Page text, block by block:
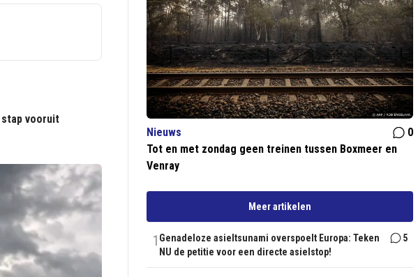
vooruit
Nieuws
0
Tot en met zondag geen treinen tussen Boxmeer en
Venray
Meer artikelen
1 Genadeloze asieltsunami overspoelt Europa: Teken
NU de petitie voor een directe asielstop!
5